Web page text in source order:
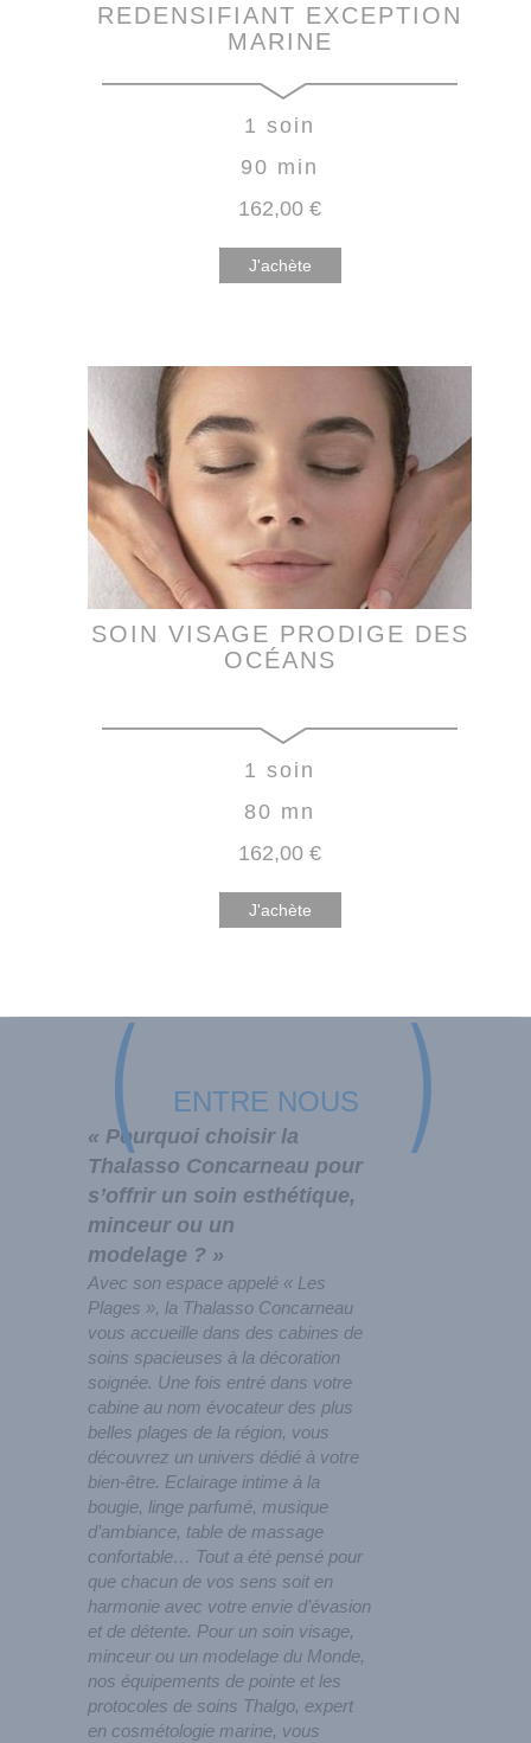
REDENSIFIANT EXCEPTION
MARINE
1 soin
90 min
162,00 €
J'achète
SOIN VISAGE PRODIGE DES
OCÉANS
1 soin
80 mn
162,00 €
J'achète
ENTRE NOUS
« Pourquoi choisir la
Thalasso Concarneau pour
s’offrir un soin esthétique,
minceur ou un
modelage ? »
Avec son espace appelé « Les
Plages », la Thalasso Concarneau
vous accueille dans des cabines de
soins spacieuses à la décoration
soignée. Une fois entré dans votre
cabine au nom évocateur des plus
belles plages de la région, vous
découvrez un univers dédié à votre
bien-être. Eclairage intime à la
bougie, linge parfumé, musique
d’ambiance, table de massage
confortable… Tout a été pensé pour
que chacun de vos sens soit en
harmonie avec votre envie d’évasion
et de détente. Pour un soin visage,
minceur ou un modelage du Monde,
nos équipements de pointe et les
protocoles de soins Thalgo, expert
en cosmétologie marine, vous